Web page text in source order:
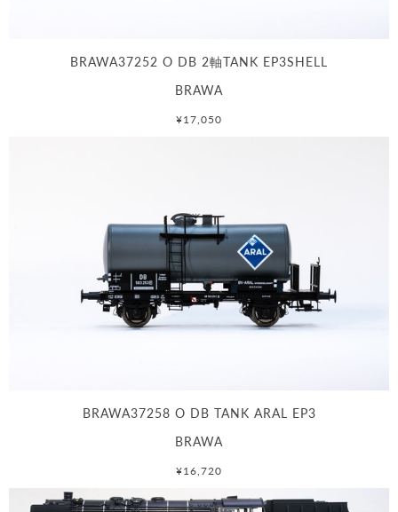
BRAWA37252 O DB 2軸TANK EP3SHELL
BRAWA
¥17,050
BRAWA37258 O DB TANK ARAL EP3
BRAWA
¥16,720